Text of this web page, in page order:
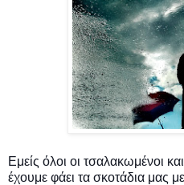
Εμείς όλοι οι τσαλακωμένοι
έχουμε φάει τα σκοτάδια μας